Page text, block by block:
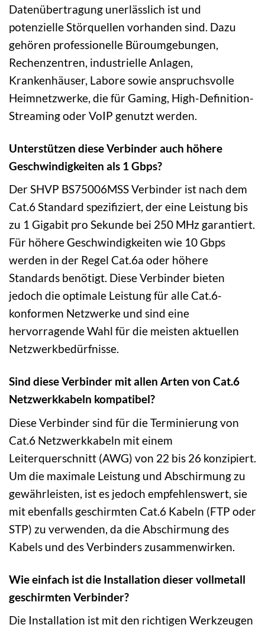
Datenübertragung unerlässlich ist und
potenzielle Störquellen vorhanden sind. Dazu
gehören professionelle Büroumgebungen,
Rechenzentren, industrielle Anlagen,
Krankenhäuser, Labore sowie anspruchsvolle
Heimnetzwerke, die für Gaming, High-Definition-
Streaming oder VoIP genutzt werden.
Unterstützen diese Verbinder auch höhere
Geschwindigkeiten als 1 Gbps?
Der SHVP BS75006MSS Verbinder ist nach dem
Cat.6 Standard spezifiziert, der eine Leistung bis
zu 1 Gigabit pro Sekunde bei 250 MHz garantiert.
Für höhere Geschwindigkeiten wie 10 Gbps
werden in der Regel Cat.6a oder höhere
Standards benötigt. Diese Verbinder bieten
jedoch die optimale Leistung für alle Cat.6-
konformen Netzwerke und sind eine
hervorragende Wahl für die meisten aktuellen
Netzwerkbedürfnisse.
Sind diese Verbinder mit allen Arten von Cat.6
Netzwerkkabeln kompatibel?
Diese Verbinder sind für die Terminierung von
Cat.6 Netzwerkkabeln mit einem
Leiterquerschnitt (AWG) von 22 bis 26 konzipiert.
Um die maximale Leistung und Abschirmung zu
gewährleisten, ist es jedoch empfehlenswert, sie
mit ebenfalls geschirmten Cat.6 Kabeln (FTP oder
STP) zu verwenden, da die Abschirmung des
Kabels und des Verbinders zusammenwirken.
Wie einfach ist die Installation dieser vollmetall
geschirmten Verbinder?
Die Installation ist mit den richtigen Werkzeugen